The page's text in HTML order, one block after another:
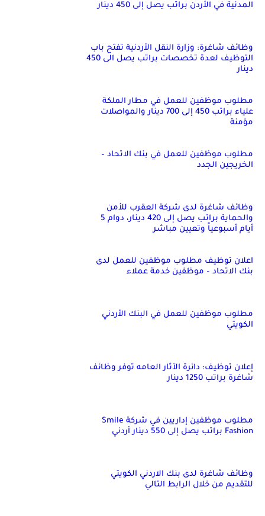
المدنية في الأردن براتب يصل إلى 450 دينار
وظائف شاغرة: وزارة النقل الأردنية تفتح باب
التوظيف لعدة تخصصات براتب يصل الى 450
دينار
مطلوب موظفين للعمل في مطار الملكة
علياء براتب 450 إلى 700 دينار والمواصلات
مؤمنة
مطلوب موظفين للعمل في بنك الاتحاد –
الخريجين الجدد
وظائف شاغرة لدى شركة العقرب للأمن
والحماية براتب يصل إلى 420 دينار، دوام 5
أيام أسبوعياً وتعيين مباشر
اعلان توظيف مطلوب موظفين للعمل لدى
بنك الاتحاد – موظفين خدمة عملاء
مطلوب موظفين للعمل في البنك الأردني
الكويتي
إعلان توظيف: دائرة الآثار العامه توفر وظائف
شاغرة براتب 1250 دينار
مطلوب موظفين إداريين في شركة Smile
Fashion براتب يصل إلى 550 دينار أردني
وظائف شاغرة لدى بنك الاردني الكويتي
للتقديم من خلال الرابط التالي